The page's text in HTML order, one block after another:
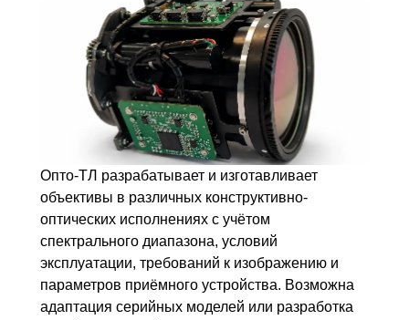
Опто-ТЛ разрабатывает и изготавливает
объективы в различных конструктивно-
оптических исполнениях с учётом
спектрального диапазона, условий
эксплуатации, требований к изображению и
параметров приёмного устройства. Возможна
адаптация серийных моделей или разработка